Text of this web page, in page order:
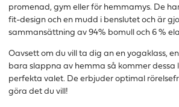
promenad, gym eller för hemmamys. De
fit-design och en mudd i benslutet och är
sammansättning av 94% bomull och 6 %
Oavsett om du vill ta dig an en yogaklass,
bara slappna av hemma så kommer
perfekta valet. De erbjuder optimal
göra det du vill!